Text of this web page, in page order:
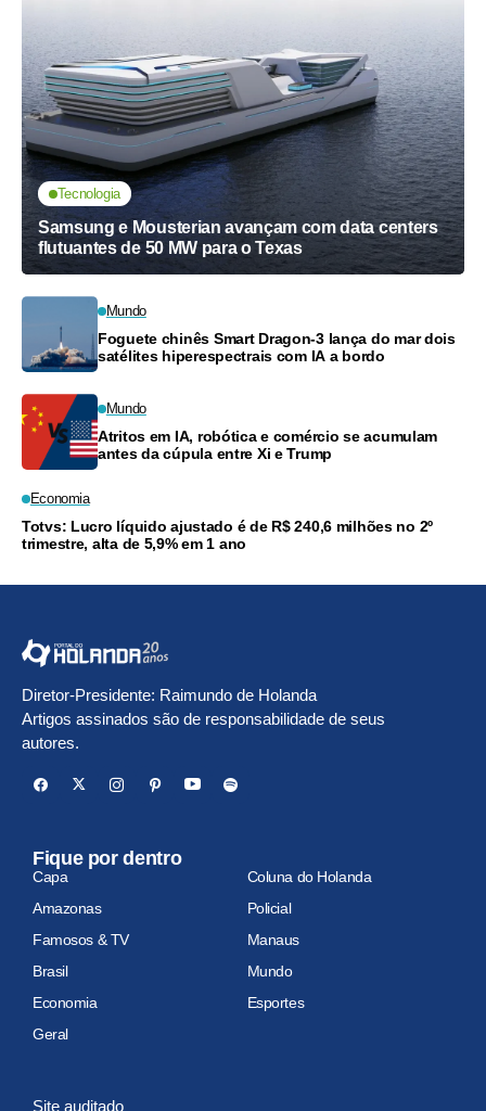
Tecnologia
Samsung e Mousterian avançam com data centers
flutuantes de 50 MW para o Texas
Mundo
Foguete chinês Smart Dragon-3 lança do mar dois
satélites hiperespectrais com IA a bordo
Mundo
Atritos em IA, robótica e comércio se acumulam
antes da cúpula entre Xi e Trump
Economia
Totvs: Lucro líquido ajustado é de R$ 240,6 milhões no 2º
trimestre, alta de 5,9% em 1 ano
Diretor-Presidente: Raimundo de Holanda
Artigos assinados são de responsabilidade de seus
autores.
Fique por dentro
Capa
Coluna do Holanda
Amazonas
Policial
Famosos & TV
Manaus
Brasil
Mundo
Economia
Esportes
Geral
Site auditado